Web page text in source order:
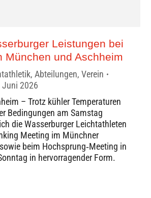
Leistungen bei
München und Aschheim
, Abteilungen, Verein
Juni 2026
– Trotz kühler Temperaturen
Bedingungen am Samstag
die Wasserburger Leichtathleten
Meeting im Münchner
beim Hochsprung‑Meeting in
in hervorragender Form.